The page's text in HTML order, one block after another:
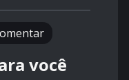
você